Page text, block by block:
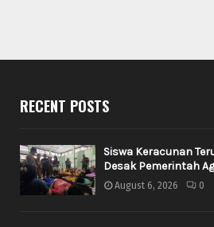
RECENT POSTS
Siswa Keracunan
Desak Pemerintah
August 6, 2026 0